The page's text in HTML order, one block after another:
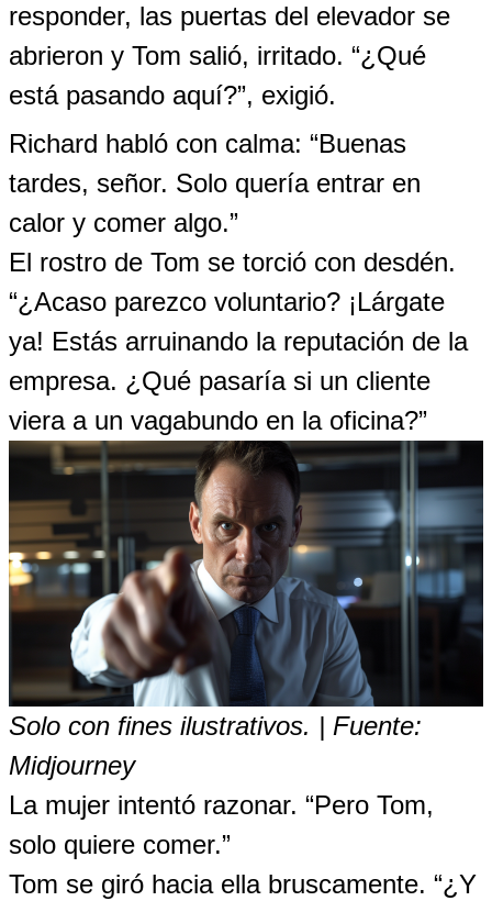
responder, las puertas del elevador se
abrieron y Tom salió, irritado. “¿Qué
está pasando aquí?”, exigió.
Richard habló con calma: “Buenas
tardes, señor. Solo quería entrar en
calor y comer algo.”
El rostro de Tom se torció con desdén.
“¿Acaso parezco voluntario? ¡Lárgate
ya! Estás arruinando la reputación de la
empresa. ¿Qué pasaría si un cliente
viera a un vagabundo en la oficina?”
Solo con fines ilustrativos. | Fuente:
Midjourney
La mujer intentó razonar. “Pero Tom,
solo quiere comer.”
Tom se giró hacia ella bruscamente. “¿Y